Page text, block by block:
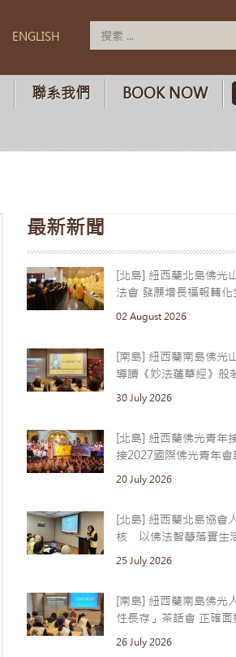
ENGLISH
聯系我們 BOOK NOW
最新新聞
[北島] 紐西蘭北島佛光
法會 發願增長福報轉化
02 August 2026
[南島] 紐西蘭南島佛光
導讀《妙法蓮華經》般
30 July 2026
[北島] 紐西蘭佛光青
接2027國際佛光青年會
20 July 2026
[北島] 紐西蘭北島協會
核 以佛法智慧落實生
25 July 2026
[南島] 紐西蘭南島佛光
性長存」茶話會 正確面
26 July 2026